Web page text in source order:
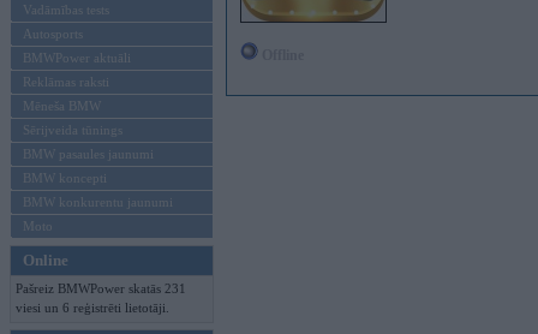
Vadāmības tests
Autosports
BMWPower aktuāli
Reklāmas raksti
Mēneša BMW
Sērijveida tūnings
BMW pasaules jaunumi
BMW koncepti
BMW konkurentu jaunumi
Moto
Online
Pašreiz BMWPower skatās 231
viesi un 6 reģistrēti lietotāji.